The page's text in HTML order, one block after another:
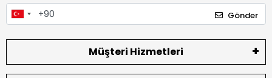
Gönder
Müşteri Hizmetleri